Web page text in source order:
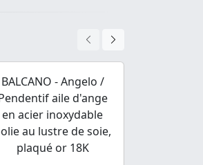
BALCANO - Angelo /
aile d'ange
en acier inoxydable
au lustre de soie,
plaqué or 18K